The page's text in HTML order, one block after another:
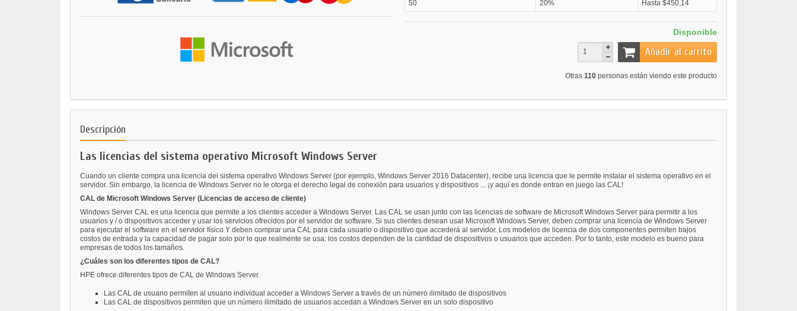
50 20% Hasta $450,14
Disponible
Añadir al carrito
Otras 110 personas están viendo este producto
Descripción
Las licencias del sistema operativo Microsoft Windows Server
Cuando un cliente compra una licencia del sistema operativo Windows Server (por ejemplo, Windows Server 2016 Datacenter), recibe una licencia que le permite instalar el sistema operativo en el
servidor. Sin embargo, la licencia de Windows Server no le otorga el derecho legal de conexión para usuarios y dispositivos ... ¡y aquí es donde entran en juego las CAL!
CAL de Microsoft Windows Server (Licencias de acceso de cliente)
Windows Server CAL es una licencia que permite a los clientes acceder a Windows Server. Las CAL se usan junto con las licencias de software de Microsoft Windows Server para permitir a los
usuarios y / o dispositivos acceder y usar los servicios ofrecidos por el servidor de software. Si sus clientes desean usar Microsoft Windows Server, deben comprar una licencia de Windows Server
para ejecutar el software en el servidor físico Y deben comprar una CAL para cada usuario o dispositivo que accederá al servidor. Los modelos de licencia de dos componentes permiten bajos
costos de entrada y la capacidad de pagar solo por lo que realmente se usa: los costos dependen de la cantidad de dispositivos o usuarios que acceden. Por lo tanto, este modelo es bueno para
empresas de todos los tamaños.
¿Cuáles son los diferentes tipos de CAL?
HPE ofrece diferentes tipos de CAL de Windows Server.
Las CAL de usuario permiten al usuario individual acceder a Windows Server a través de un número ilimitado de dispositivos
Las CAL de dispositivos permiten que un número ilimitado de usuarios accedan a Windows Server en un solo dispositivo